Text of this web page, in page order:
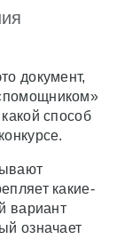
документ,
способ
какие-
вариант
означает